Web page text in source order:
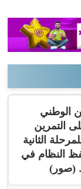
الوطني
التمرين
الثانية
النظام في
(صور)